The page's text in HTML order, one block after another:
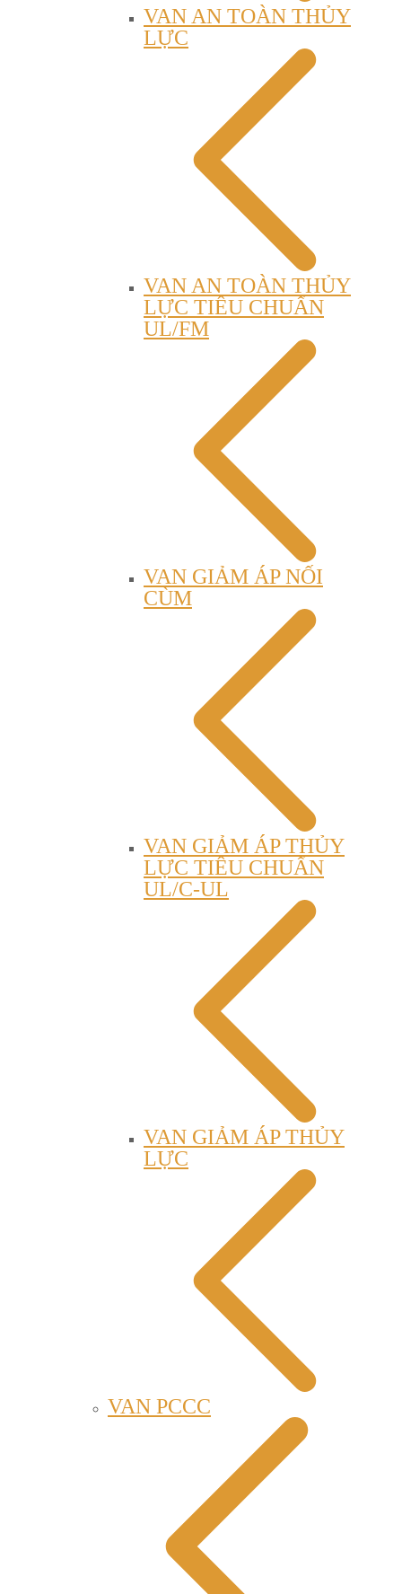
VAN AN TOÀN THỦY
LỰC
VAN AN TOÀN THỦY
LỰC TIÊU CHUẨN
UL/FM
VAN GIẢM ÁP NỐI
CÙM
VAN GIẢM ÁP THỦY
LỰC TIÊU CHUẨN
UL/C-UL
VAN GIẢM ÁP THỦY
LỰC
VAN PCCC